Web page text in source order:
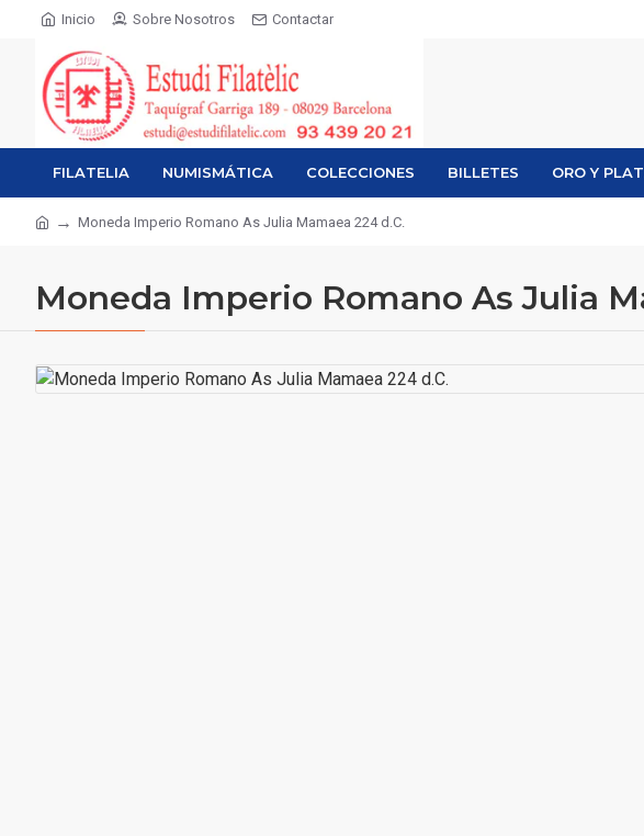
Inicio Sobre Nosotros Contactar
FILATELIA NUMISMÁTICA COLECCIONES BILLETES ORO Y
Moneda Imperio Romano As Julia Mamaea 224 d.C.
Moneda Imperio Romano As Julia